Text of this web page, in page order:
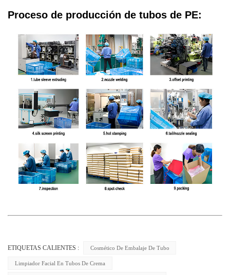
Proceso de producción de tubos de PE:
ETIQUETAS CALIENTES : Cosmético De Embalaje De Tubo
Limpiador Facial En Tubos De Crema